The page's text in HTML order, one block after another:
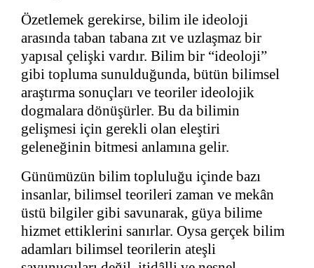
Özetlemek gerekirse, bilim ile ideoloji
arasında taban tabana zıt ve uzlaşmaz bir
yapısal çelişki vardır. Bilim bir “ideoloji”
gibi topluma sunulduğunda, bütün bilimsel
araştırma sonuçları ve teoriler ideolojik
dogmalara dönüşürler. Bu da bilimin
gelişmesi için gerekli olan eleştiri
geleneğinin bitmesi anlamına gelir.
Günümüzün bilim topluluğu içinde bazı
insanlar, bilimsel teorileri zaman ve mekân
üstü bilgiler gibi savunarak, güya bilime
hizmet ettiklerini sanırlar. Oysa gerçek bilim
adamları bilimsel teorilerin ateşli